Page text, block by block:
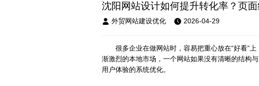
沈阳网站设计如何提升转化率？页
外贸网站建设优化 2026-04-29
很多企业在做网站时，容易把重心放在“好看”
渐激烈的本地市场，一个网站如果没有清晰的结构
用户体验的系统优化。